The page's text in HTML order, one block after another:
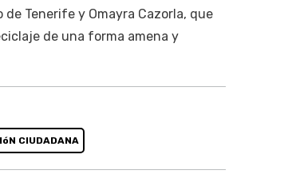
Tenerife y Omayra Cazorla, que
de una forma amena y
CIUDADANA